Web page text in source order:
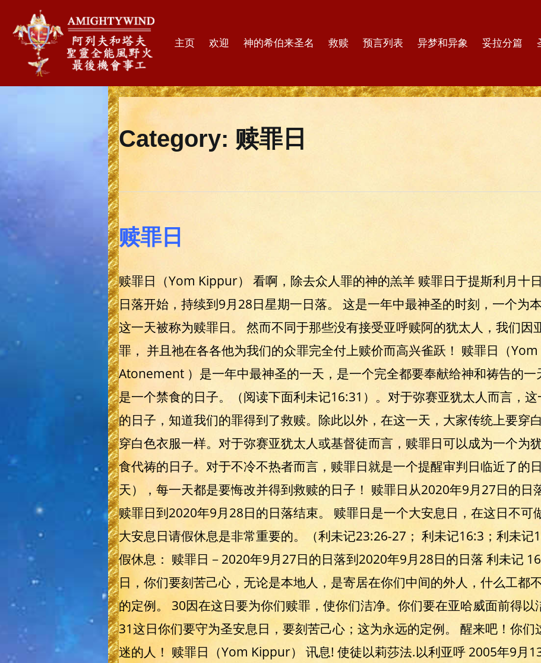
主页 欢迎 神的希伯来圣名 救赎 预言列表 异梦和异象 妥拉分篇
Category: 赎罪日
赎罪日
赎罪日（Yom Kippur） 看啊，除去众人罪的神的羔羊 赎罪日于提斯利月十
日落开始，持续到9月28日星期一日落。 这是一年中最神圣的时刻，一个为
这一天被称为赎罪日。 然而不同于那些没有接受亚呼赎阿的犹太人，我们因
罪， 并且祂在各各他为我们的众罪完全付上赎价而高兴雀跃！ 赎罪日（
Atonement ）是一年中最神圣的一天，是一个完全都要奉献给神和祷告的一
是一个禁食的日子。（阅读下面利未记16:31）。对于弥赛亚犹太人而言，
的日子，知道我们的罪得到了救赎。除此以外，在这一天，大家传统上要穿
穿白色衣服一样。对于弥赛亚犹太人或基督徒而言，赎罪日可以成为一个为
食代祷的日子。对于不冷不热者而言，赎罪日就是一个提醒审判日临近了的
天），每一天都是要悔改并得到救赎的日子！ 赎罪日从2020年9月27日的日
赎罪日到2020年9月28日的日落结束。 赎罪日是一个大安息日，在这日不可
大安息日请假休息是非常重要的。（利未记23:26-27； 利未记16:3；利未记
假休息： 赎罪日－2020年9月27日的日落到2020年9月28日的日落 利未记
日，你们要刻苦己心，无论是本地人，是寄居在你们中间的外人，什么工都
的定例。 30因在这日要为你们赎罪，使你们洁净。你们要在亚哈威面前得以
31这日你们要守为圣安息日，要刻苦己心；这为永远的定例。 醒来吧！你们
迷的人！ 赎罪日（Yom Kippur） 讯息! 使徒以莉莎法.以利亚呼 2005年9月